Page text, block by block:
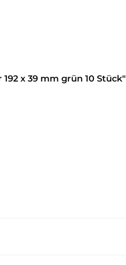
x 39 mm grün 10 Stück"